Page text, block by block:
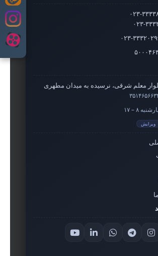
(۲۱)
۸۱
۳۳۳۲۰۲۹۹
معلم شرقی، نرسیده به میدان مطهری
۸ – ۱۷
ویرایش